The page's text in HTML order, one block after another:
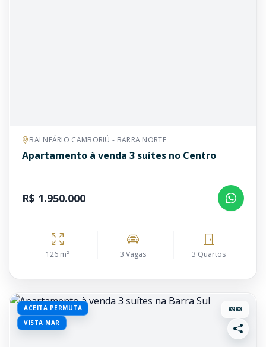
BALNEÁRIO CAMBORIÚ - BARRA NORTE
Apartamento à venda 3 suítes no Centro
R$ 1.950.000
126 m² 3 Vagas 3 Quartos
ACEITA PERMUTA
VISTA MAR
8988